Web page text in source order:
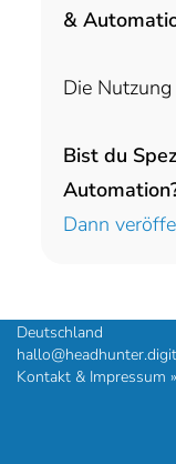
&
Die
Bist du
Dann
Deutschland
Kontakt & Impressum »